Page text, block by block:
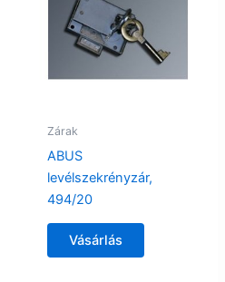
Zárak
ABUS
levélszekrényzár,
494/20
Vásárlás